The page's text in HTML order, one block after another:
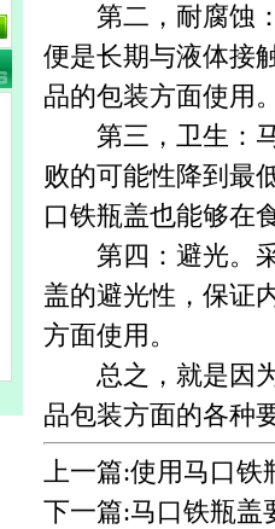
第二，耐腐蚀：
便是长期与液体接
品的包装方面使用
第三，卫生：马
败的可能性降到最
口铁瓶盖也能够在
第四：避光。采
盖的避光性，保证
方面使用。
总之，就是因为
品包装方面的各种
上一篇:使用马口铁
下一篇:马口铁瓶盖